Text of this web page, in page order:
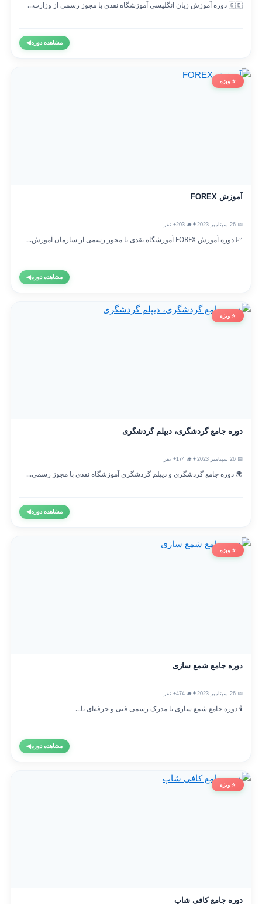
🇬🇧 دوره آموزش زبان انگلیسی آموزشگاه نقدی با مجوز رسمی از وزارت...
مشاهده دوره◀
⭐ ویژه
آموزش FOREX
👨‍🎓 203+ نفر
📈 دوره آموزش FOREX آموزشگاه نقدی با مجوز رسمی از سازمان آموزش...
مشاهده دوره◀
⭐ ویژه
دوره جامع گردشگری، دیپلم گردشگری
👨‍🎓 174+ نفر
🌍 دوره جامع گردشگری و دیپلم گردشگری آموزشگاه نقدی با مجوز رسمی...
مشاهده دوره◀
⭐ ویژه
دوره جامع شمع سازی
👨‍🎓 474+ نفر
🕯️ دوره جامع شمع سازی با مدرک رسمی فنی و حرفه‌ای با...
مشاهده دوره◀
⭐ ویژه
دوره جامع کافی شاپ